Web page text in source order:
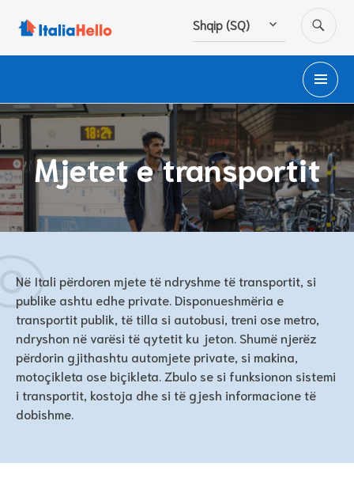
Shqip (SQ)
Mjetet e transportit
Në Itali përdoren mjete të ndryshme të transportit, si
publike ashtu edhe private. Disponueshmëria e
transportit publik, të tilla si autobusi, treni ose metro,
ndryshon në varësi të qytetit ku jeton. Shumë njerëz
përdorin gjithashtu automjete private, si makina,
motoçikleta ose biçikleta. Zbulo se si funksionon sistemi
i transportit, kostoja dhe si të gjesh informacione të
dobishme.